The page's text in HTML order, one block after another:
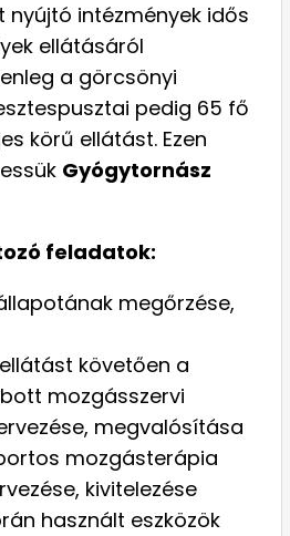
intézmények idős
ellátásáról
a görcsönyi
pedig 65 fő
körű ellátást. Ezen
Gyógytornász
feladatok:
megőrzése,
követően a
mozgásszervi
megvalósítása
mozgásterápia
kivitelezése
használt eszközök